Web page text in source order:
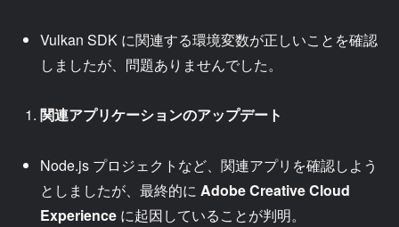
Vulkan SDK に関連する環境変数が正しいことを確認
しましたが、問題ありませんでした。
関連アプリケーションのアップデート
Node.js プロジェクトなど、関連アプリを確認しよう
としましたが、最終的にAdobe Creative Cloud
Experience に起因していることが判明。